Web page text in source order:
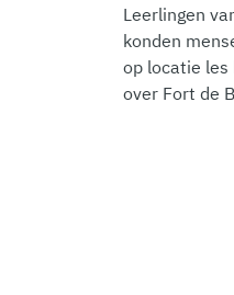
Leerlingen
konden
op locatie les
over Fort de